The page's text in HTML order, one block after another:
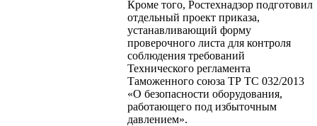
Кроме того, Ростехнадзор подготовил
отдельный проект приказа,
устанавливающий форму
проверочного листа для контроля
соблюдения требований
Технического регламента
Таможенного союза ТР ТС 032/2013
«О безопасности оборудования,
работающего под избыточным
давлением».